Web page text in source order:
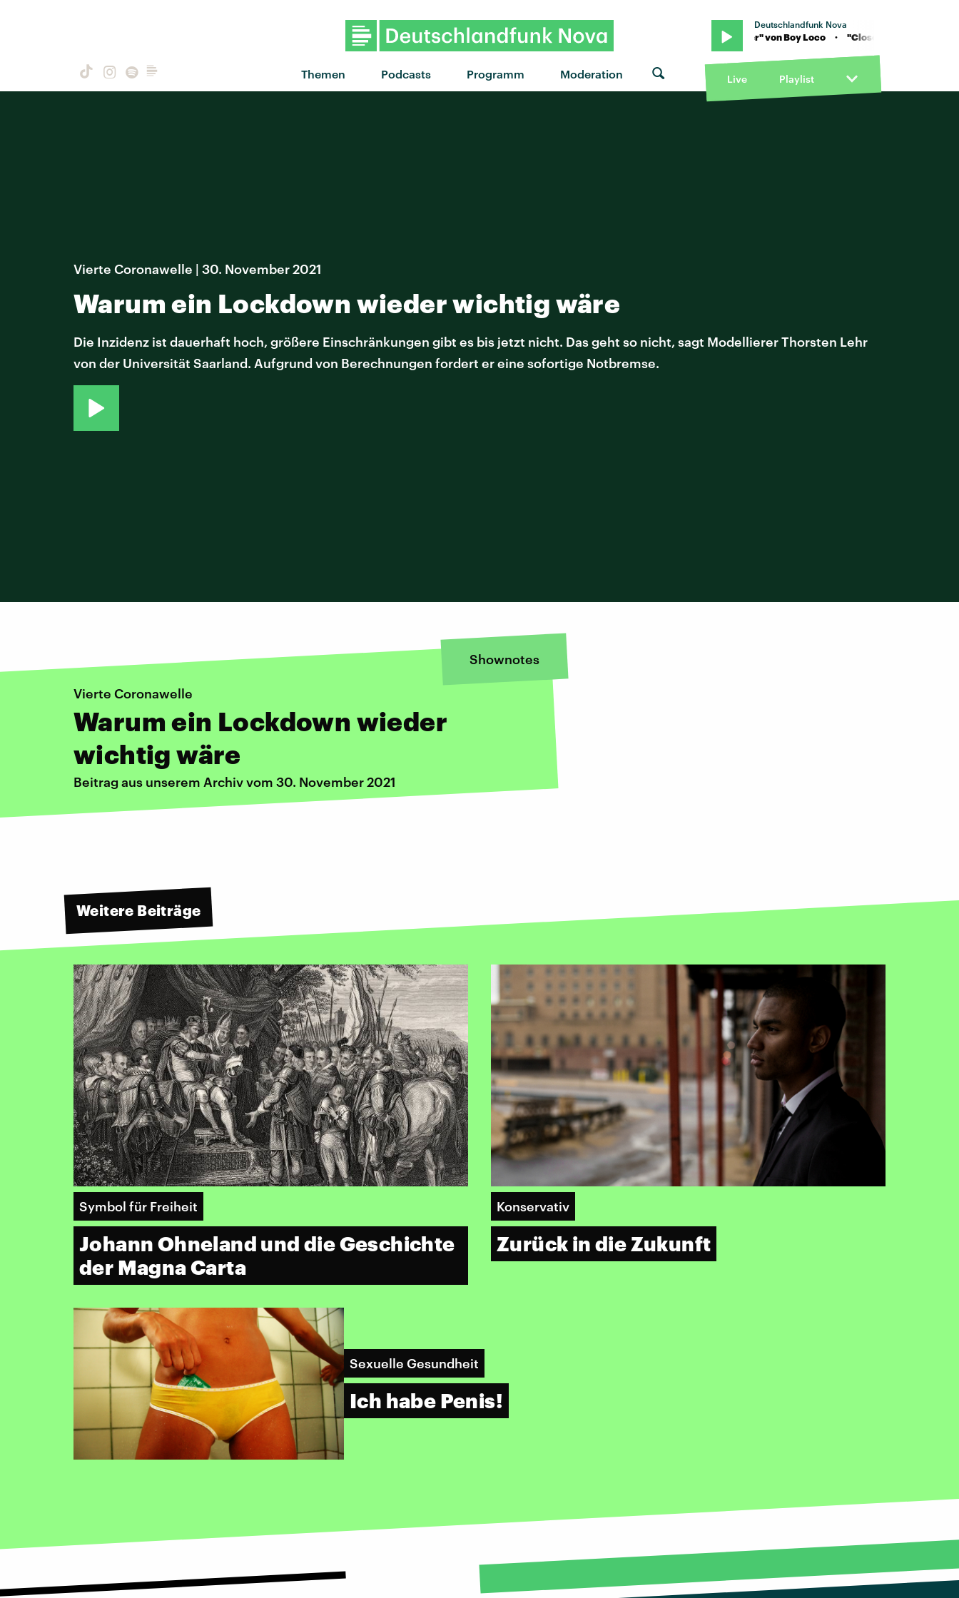
Themen Podcasts Programm Moderation
Deutschlandfunk Nova
"Closer" von Boy Loco · "Closer" von Boy Loco · "Closer" von Boy Loco
Live Playlist
Vierte Coronawelle | 30. November 2021
Warum ein Lockdown wieder wichtig wäre
Die Inzidenz ist dauerhaft hoch, größere Einschränkungen gibt es bis jetzt nicht. Das geht so nicht, sagt Modellierer Thorsten Lehr
von der Universität Saarland. Aufgrund von Berechnungen fordert er eine sofortige Notbremse.
Shownotes
Vierte Coronawelle
Warum ein Lockdown wieder
wichtig wäre
Beitrag aus unserem Archiv vom 30. November 2021
Weitere Beiträge
Symbol für Freiheit
Johann Ohneland und die Geschichte
der Magna Carta
Konservativ
Zurück in die Zukunft
Sexuelle Gesundheit
Ich habe Penis!